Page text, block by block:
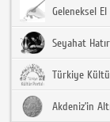
Geleneksel El
Seyahat
Türkiye
Akdeniz’in